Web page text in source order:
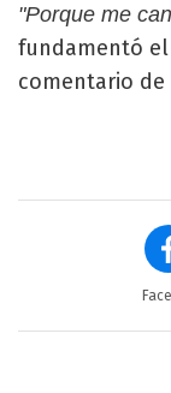
"Porque me
fundamentó
comentario de